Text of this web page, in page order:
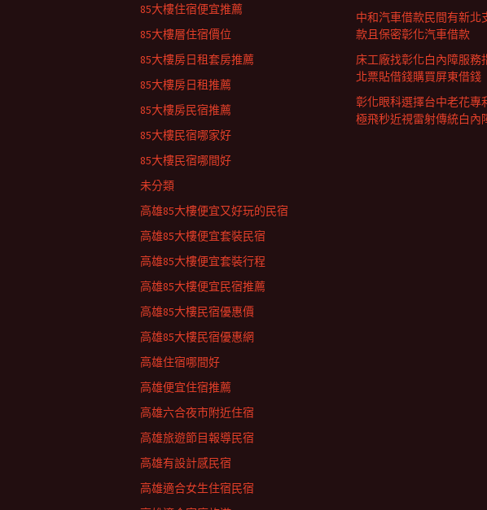
中和汽車借款民間有新北
款且保密彰化汽車借款
床工廠找彰化白內障服務
北票貼借錢購買屏東借錢
彰化眼科選擇台中老花專
極飛秒近視雷射傳統白內
85大樓住宿便宜推薦
85大樓層住宿價位
85大樓房日租套房推薦
85大樓房日租推薦
85大樓房民宿推薦
85大樓民宿哪家好
85大樓民宿哪間好
未分類
高雄85大樓便宜又好玩的民宿
高雄85大樓便宜套裝民宿
高雄85大樓便宜套裝行程
高雄85大樓便宜民宿推薦
高雄85大樓民宿優惠價
高雄85大樓民宿優惠網
高雄住宿哪間好
高雄便宜住宿推薦
高雄六合夜市附近住宿
高雄旅遊節目報導民宿
高雄有設計感民宿
高雄適合女生住宿民宿